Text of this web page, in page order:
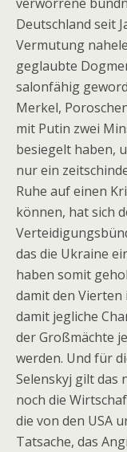
Deutschland seit
Vermutung
geglaubte
salonfähig
Merkel,
mit Putin zwei
besiegelt haben,
nur ein
Ruhe auf einen
können, hat sich
das die Ukraine
haben somit
damit den Vierten
damit jegliche
der Großmächte
werden. Und für
Selenskyj gilt das
noch die
die von den USA
Tatsache, das